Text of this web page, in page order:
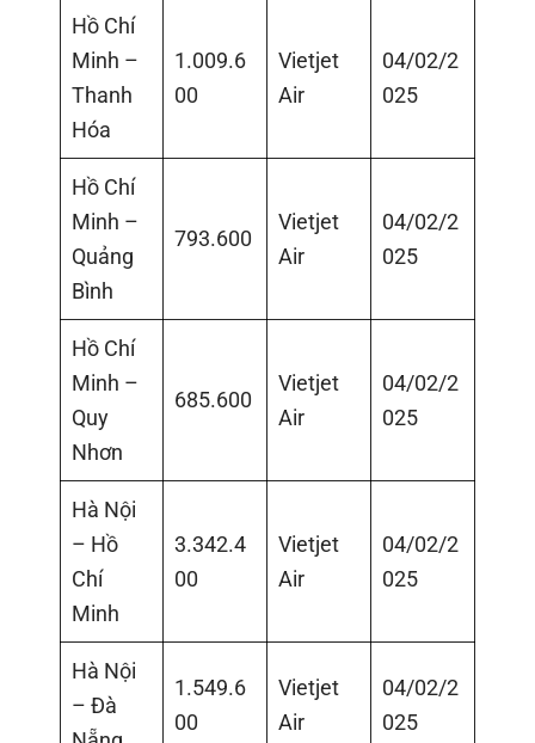
Hồ Chí
Minh –
Thanh
Hóa
1.009.6
00
Vietjet
Air
04/02/2
025
Hồ Chí
Minh –
Quảng
Bình
793.600
Vietjet
Air
04/02/2
025
Hồ Chí
Minh –
Quy
Nhơn
685.600
Vietjet
Air
04/02/2
025
Hà Nội
– Hồ
Chí
Minh
3.342.4
00
Vietjet
Air
04/02/2
025
Hà Nội
– Đà
1.549.6
00
Vietjet
Air
04/02/2
025